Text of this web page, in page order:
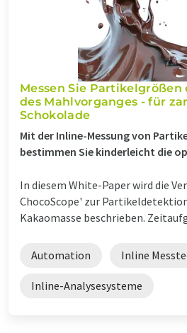
Messen Sie
des Mahlvorganges - für
Schokolade
Mit der Inline-Messung von
bestimmen Sie kinderleicht die
In diesem White-Paper wird die
ChocoScope' zur
Kakaomasse beschrieben.
Automation Inline
Inline-Analysesysteme